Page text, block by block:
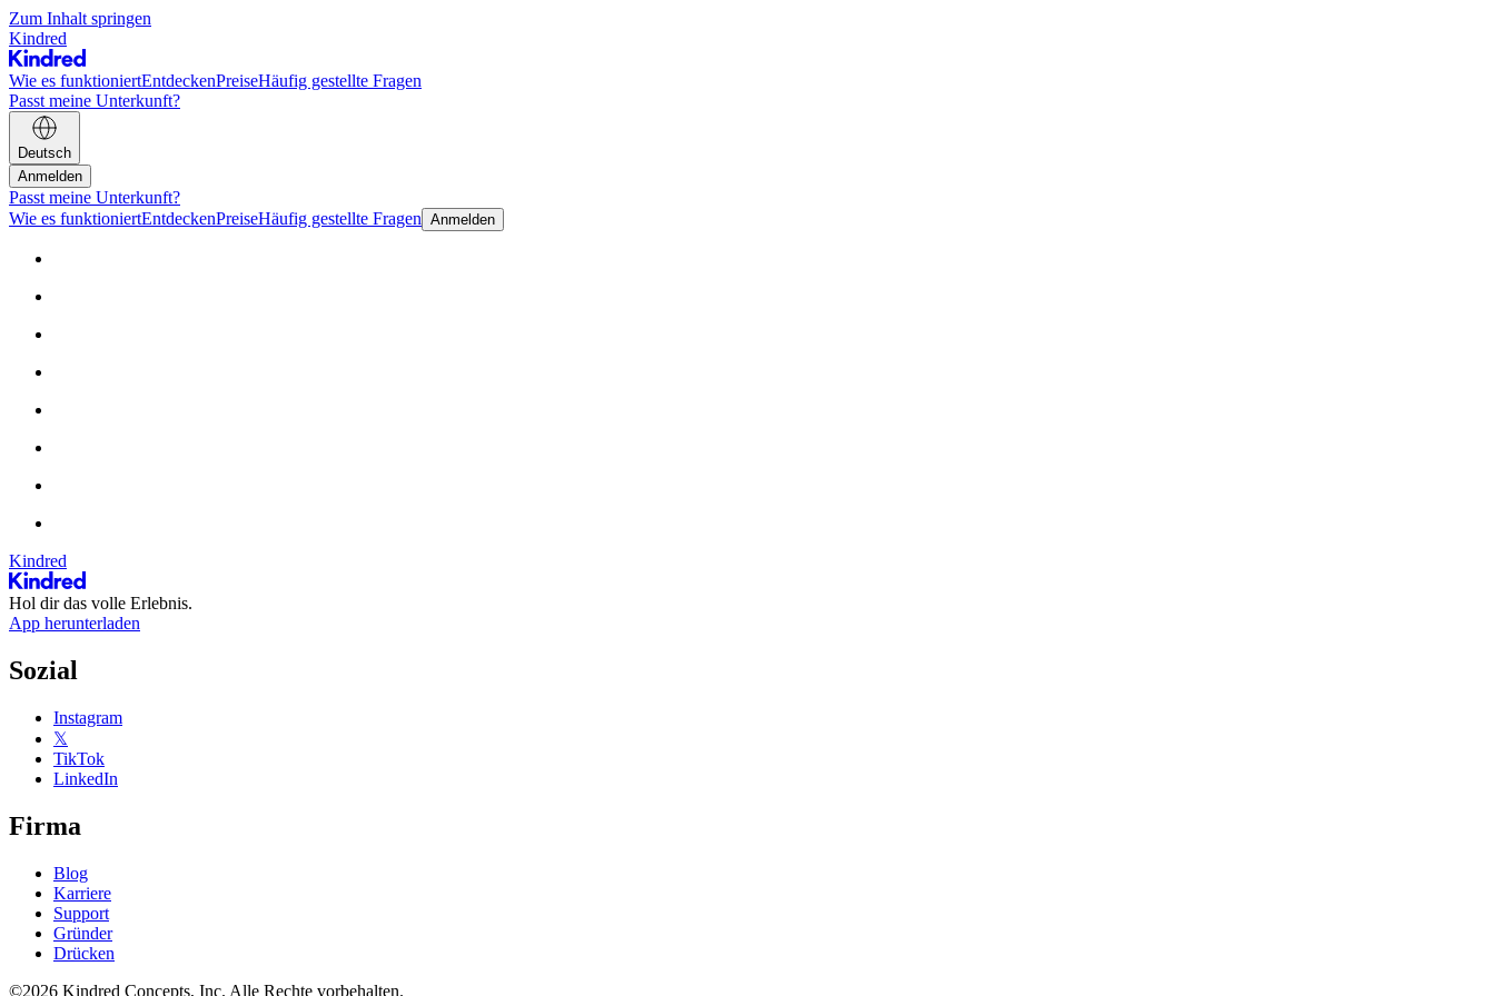
Zum Inhalt springen
Kindred
Wie es funktioniertEntdeckenPreiseHäufig gestellte Fragen
Passt meine Unterkunft?
Deutsch
Anmelden
Passt meine Unterkunft?
Wie es funktioniertEntdeckenPreiseHäufig gestellte Fragen Anmelden
Kindred
Hol dir das volle Erlebnis.
App herunterladen
Sozial
Instagram
𝕏
TikTok
LinkedIn
Firma
Blog
Karriere
Support
Gründer
Drücken
©2026 Kindred Concepts, Inc. Alle Rechte vorbehalten.